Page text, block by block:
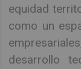
equidad
como un
desarrollo